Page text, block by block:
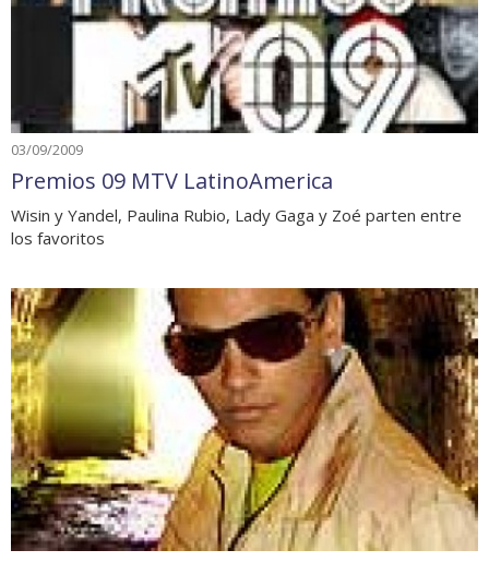
03/09/2009
Premios 09 MTV LatinoAmerica
Wisin y Yandel, Paulina Rubio, Lady Gaga y Zoé parten entre
los favoritos